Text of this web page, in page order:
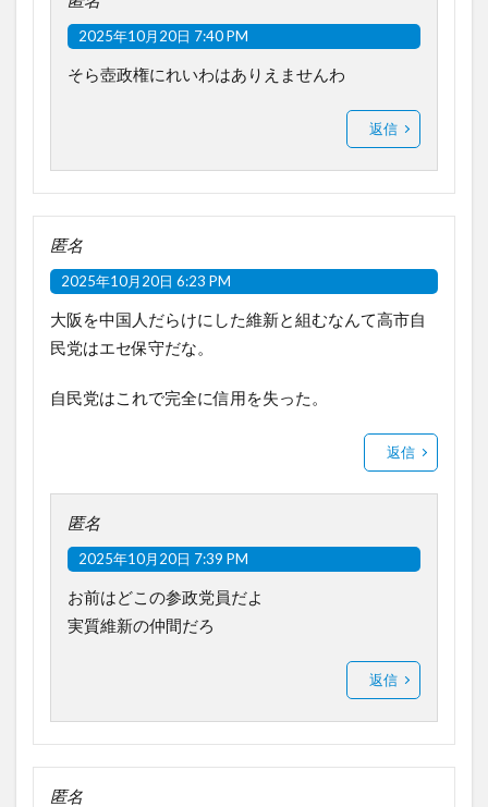
2025年10月20日 7:40 PM
そら壺政権にれいわはありえませんわ
返信
匿名
2025年10月20日 6:23 PM
大阪を中国人だらけにした維新と組むなんて高市自
民党はエセ保守だな。
自民党はこれで完全に信用を失った。
返信
匿名
2025年10月20日 7:39 PM
お前はどこの参政党員だよ
実質維新の仲間だろ
返信
匿名